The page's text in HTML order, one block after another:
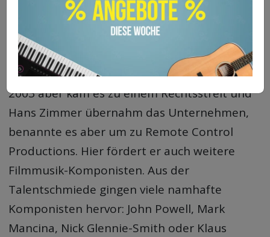
Filmmusikstudio Media Ventures. Gemeinsam
wurden viele bekannte Filmmusiken
geschrieben und produziert.
2003 aber kam es zu einem Rechtsstreit und
Hans Zimmer übernahm das Unternehmen,
benannte es aber um zu Remote Control
Productions. Hier fördert er auch weitere
Filmmusik-Komponisten. Aus der
Talentschmiede gingen viele namhafte
Komponisten hervor: John Powell, Mark
Mancina, Nick Glennie-Smith oder Klaus